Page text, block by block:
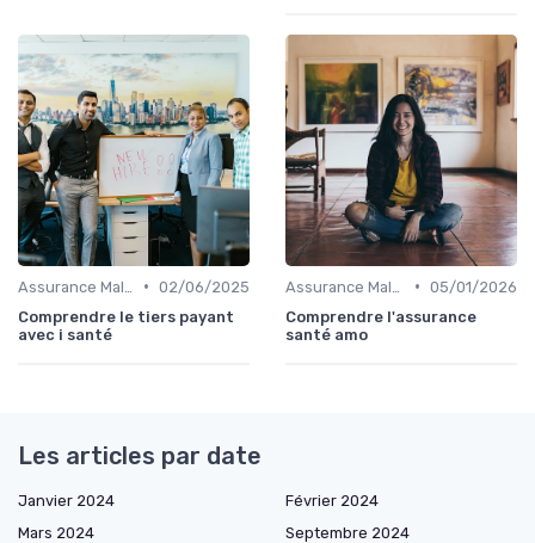
• 02/06/2025
Comprendre le tiers payant
avec i santé
• 05/01/2026
Comprendre l'assurance
santé amo
Les articles par date
Janvier 2024
Février 2024
Mars 2024
Septembre 2024